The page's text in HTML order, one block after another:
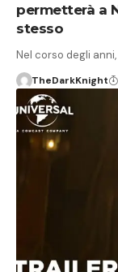
permetterà a
stesso
Nel corso degli
TheDarkKnight